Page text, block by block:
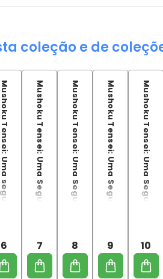
coleção e de
Mushoku Tensei: Uma segunda chance - 06
6 Mushoku Tensei: Uma Segunda Chance - 07
7 Mushoku Tensei: Uma Segunda Chance - 08
8 Mushoku Tensei: Uma Segunda Chance - 09
9 Mushoku Tensei: Uma Segunda Chance - 10
10